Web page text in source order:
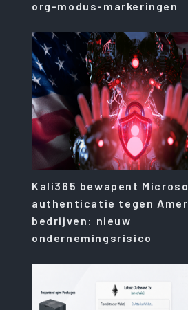
org-modus-markeringen
Kali365 bewapent
authenticatie tegen
bedrijven: nieuw
ondernemingsrisico